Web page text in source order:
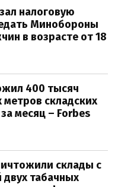
налоговую
Минобороны
в возрасте от 18
400 тысяч
складских
месяц – Forbes
склады с
табачных